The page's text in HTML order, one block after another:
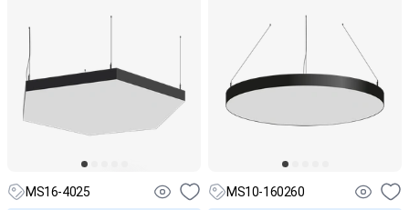
MS16-4025 MS10-160260